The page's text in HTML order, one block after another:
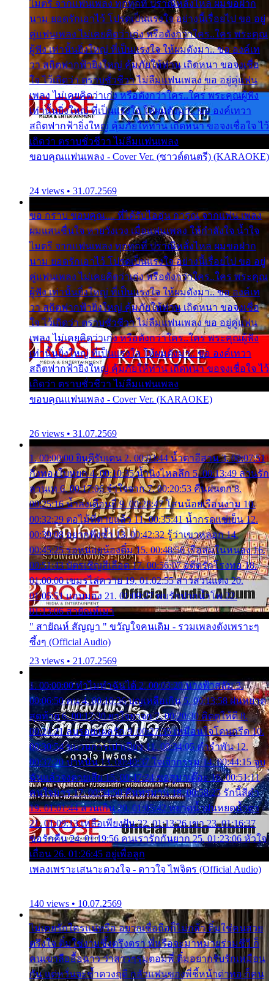
ไมตรี จากแฟนเพลง ทุกทุกที่ ปราณีหลั่งไหล ผมขอฝาก
นาม ยอดรักเอาไว้ โปรดเป็นแรงใจ อย่างนี้เรื่อยไป ขอ อยู่
คู่แฟนเพลง ไม่เคยคิดว่าเก่ง หรือดังกว่าใคร..ใคร พระคุณ
ผู้ฟัง เท่านั้นยิ่งใหญ่ ที่เป็นแรงใจ ให้ผมดังมา.. ขอ องค์เท
วา สถิตฟากฟ้ายิ่งใหญ่ คุ้มภัยให้ท่าน เถิดหนา ขอจงเชื่อ
ใจ ไว้เถิดว่า ตราบชั่วชีวา ไม่ลืมแฟนเพลง ขอ อยู่คู่แฟน
เพลง ไม่เคยคิดว่าเก่ง หรือดังกว่าใคร..ใคร พระคุณผู้ฟัง
เท่านั้นยิ่งใหญ่ ที่เป็นแรงใจ ให้ผมดังมา.. ขอ องค์เทวา
สถิตฟากฟ้ายิ่งใหญ่ คุ้มภัยให้ท่าน เถิดหนา ขอจงเชื่อใจ ไว้
เถิดว่า ตราบชั่วชีวา ไม่ลืมแฟนเพลง
ขอบคุณแฟนเพลง - Cover Ver. (ซาวด์ดนตรี) (KARAOKE)
24 views • 31.07.2569
ขอ กราบ ขอบคุณ.... ที่ได้รับไออุ่น การุณ จากแฟน เพลง
ผมแสนชื่นใจ หายวังเวง เมื่อแฟนเพลง ให้กำลังใจ น้ำใจ
ไมตรี จากแฟนเพลง ทุกทุกที่ ปราณีหลั่งไหล ผมขอฝาก
นาม ยอดรักเอาไว้ โปรดเป็นแรงใจ อย่างนี้เรื่อยไป ขอ อยู่
คู่แฟนเพลง ไม่เคยคิดว่าเก่ง หรือดังกว่าใคร..ใคร พระคุณ
ผู้ฟัง เท่านั้นยิ่งใหญ่ ที่เป็นแรงใจ ให้ผมดังมา.. ขอ องค์เท
วา สถิตฟากฟ้ายิ่งใหญ่ คุ้มภัยให้ท่าน เถิดหนา ขอจงเชื่อ
ใจ ไว้เถิดว่า ตราบชั่วชีวา ไม่ลืมแฟนเพลง ขอ อยู่คู่แฟน
เพลง ไม่เคยคิดว่าเก่ง หรือดังกว่าใคร..ใคร พระคุณผู้ฟัง
เท่านั้นยิ่งใหญ่ ที่เป็นแรงใจ ให้ผมดังมา.. ขอ องค์เทวา
สถิตฟากฟ้ายิ่งใหญ่ คุ้มภัยให้ท่าน เถิดหนา ขอจงเชื่อใจ ไว้
เถิดว่า ตราบชั่วชีวา ไม่ลืมแฟนเพลง
ขอบคุณแฟนเพลง - Cover Ver. (KARAOKE)
26 views • 31.07.2569
1. 00:00:00 ยินดีรับเดน 2. 00:03:44 น้ำตาอีสาน 3. 00:07:51
กิ่งทองใบหยก 4. 00:10:35 น้ำนิ่งไหลลึก 5. 00:13:49 ลานรัก
ลานเท 6. 00:17:06 จำใจจาก 7. 00:20:53 คืนฝนตก 8.
00:25:16 น้ำลงเดือนยี่ 9. 00:28:47 โสนน้อยเรือนงาม 10.
00:32:29 ตอไม้ที่ตายแล้ว 11. 00:35:41 น้ำกรดแช่เย็น 12.
00:39:08 อยากฟังซ้ำ 13. 00:42:32 รู้ว่าเขาหลอก 14.
00:45:25 รอหน่อยน้องติ๋ม 15. 00:48:56 เรือล่มในหนอง 16.
00:51:43 บัตรเชิญสีเลือด 17. 00:56:07 อดีตรักโรงทอ 18.
01:00:00 เขมรไล่ควาย 19. 01:02:55 สาวสวนแตง 20.
01:05:51 แอบมอง 21. 01:09:27 พบรักปากน้ำโพ 22.
01:13:06 สายัณห์เมา
" สายัณห์ สัญญา " ขวัญใจคนเดิม - รวมเพลงดังเพราะๆ
ซึ้งๆ (Official Audio)
23 views • 21.07.2569
1. 00:00:00 ทำไมทำฉันได้ 2. 00:03:20 นางฟ้าสลัม 3.
00:06:50 คน 4. 00:10:36 บุญเหลือเกิน 5. 00:13:58 ฝนหยาด
สุดท้าย 6. 00:17:30 ยาใจยาจก 7. 00:20:30 คิดดูให้ดี 8.
00:24:21 ลบรอยแผลรัก 9. 00:27:35 เหมือนใจโดนกรีด 10.
00:30:54 ขบวนการเปาเปียว 11. 00:34:05 คำรำพัน 12.
00:37:20 ปาหนัน 13. 00:40:37 ใจเจ้ากรรม 14. 00:44:15 จูบ
ฉันแล้วจงตายเสีย 15. 00:47:24 ขอสูมาเต๊อะ 16. 00:51:11
คนใจมาร 17. 00:54:50 คืนทรมาน 18. 00:58:25 รักนี้สีดำ
19. 01:01:44 ส่วนเกิน 20. 01:05:42 หยาดน้ำฝนหยดน้ำตา
21. 01:09:13 เหลือเพียงฝัน 22. 01:13:26 เขา 23. 01:16:37
ขอรักคืน 24. 01:19:56 คนเรารักกันยาก 25. 01:23:06 หัวใจ
เถื่อน 26. 01:26:45 อยู่เพื่อลูก
เพลงเพราะเสนาะดวงใจ - ดาวใจ ไพจิตร (Official Audio)
140 views • 10.07.2569
ไม่เคยรักใครแน่หรือ อยากเชื่อถือก็ไม่กล้า ติ๋มใช่คนสวย
ตรึงใจ ติ๋มใช่งามซึ้งตรึงตรา พี่หรือจะมาหมายร่วมชีวี ก็
คนเขาลืออื้อฉาว ว่าสาวๆรุมตอมพี่ ติ๋มอยากรับรักเหมือน
กัน แต่หวั่นจะช้ำดวงฤดี กลัวแฟนของพี่ชี้หน้าด่าทอ ก็คน